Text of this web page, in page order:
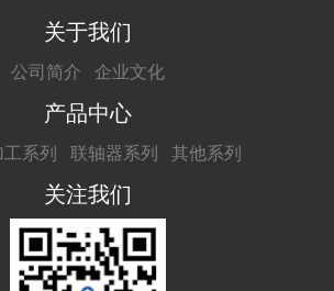
关于我们
公司简介 企业文化
产品中心
系列 联轴器系列 其他系列
关注我们